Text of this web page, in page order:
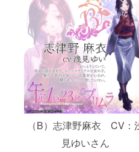
（B）志津野麻衣 CV：
見ゆいさん